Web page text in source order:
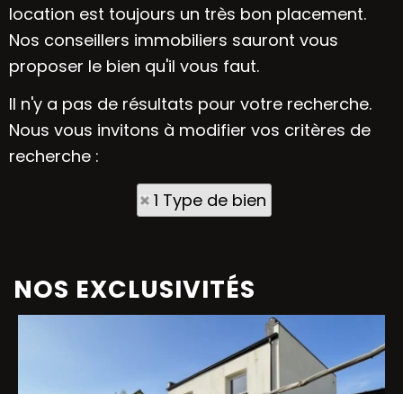
location est toujours un très bon placement.
Nos conseillers immobiliers sauront vous
proposer le bien qu'il vous faut.
Il n'y a pas de résultats pour votre recherche.
Nous vous invitons à modifier vos critères de
recherche :
1 Type de bien
NOS EXCLUSIVITÉS